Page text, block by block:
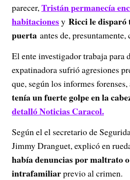
parecer,Tristán permanecía
habitacionesy Ricci le disparó
puerta antes de,
El ente investigador trabaja para
expatinadora sufrió agresiones
que, según los informes
tenía un fuerte golpe en la
detalló Noticias Caracol.
Según el el secretario de
Jimmy Dranguet, explicó en
había denuncias por maltrato
intrafamiliarprevio al crimen.